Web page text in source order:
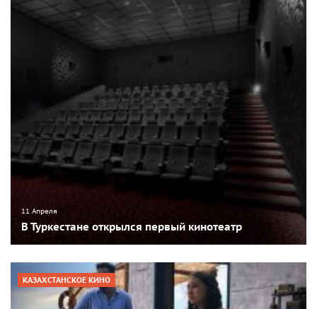
11 Апреля
В Туркестане открылся первый кинотеатр
КАЗАХСТАНСКОЕ КИНО